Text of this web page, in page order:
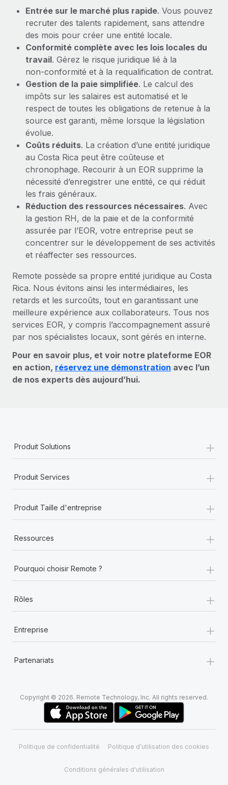
Entrée sur le marché plus rapide. Vous pouvez
recruter des talents rapidement, sans attendre
des mois pour créer une entité locale.
Conformité complète avec les lois locales du
travail. Gérez le risque juridique lié à la
non‑conformité et à la requalification de contrat.
Gestion de la paie simplifiée. Le calcul des
impôts sur les salaires est automatisé et le
respect de toutes les obligations de retenue à la
source est garanti, même lorsque la législation
évolue.
Coûts réduits. La création d’une entité juridique
au Costa Rica peut être coûteuse et
chronophage. Recourir à un EOR supprime la
nécessité d’enregistrer une entité, ce qui réduit
les frais généraux.
Réduction des ressources nécessaires. Avec
la gestion RH, de la paie et de la conformité
assurée par l’EOR, votre entreprise peut se
concentrer sur le développement de ses activités
et réaffecter ses ressources.
Remote possède sa propre entité juridique au Costa
Rica. Nous évitons ainsi les intermédiaires, les
retards et les surcoûts, tout en garantissant une
meilleure expérience aux collaborateurs. Tous nos
services EOR, y compris l’accompagnement assuré
par nos spécialistes locaux, sont gérés en interne.
Pour en savoir plus, et voir notre plateforme EOR
en action, réservez une démonstration avec l’un
de nos experts dès aujourd’hui.
Produit Solutions +
Produit Services +
Produit Taille d'entreprise +
Ressources +
Pourquoi choisir Remote ? +
Rôles +
Entreprise +
Partenariats +
Copyright © 2026. Remote Technology, Inc. All rights reserved.
Politique de confidentialité Politique d’utilisation des cookies
Conditions générales d'utilisation